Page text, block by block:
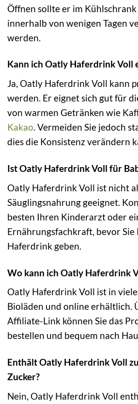
Öffnen sollte er im
innerhalb von wenigen Tagen
werden.
Kann ich Oatly Haferdrink Voll
Ja, Oatly Haferdrink Voll kann
werden. Er eignet sich gut für
von warmen Getränken wie
Kakao. Vermeiden Sie jedoch
dies die Konsistenz verändern
Ist Oatly Haferdrink Voll für
Oatly Haferdrink Voll ist nicht
Säuglingsnahrung geeignet.
besten Ihren Kinderarzt oder
Ernährungsfachkraft, bevor Sie
Haferdrink geben.
Wo kann ich Oatly Haferdrink
Oatly Haferdrink Voll ist in
Bioläden und online erhältlich.
Affiliate-Link können Sie das
bestellen und bequem nach
Enthält Oatly Haferdrink Voll
Zucker?
Nein, Oatly Haferdrink Voll